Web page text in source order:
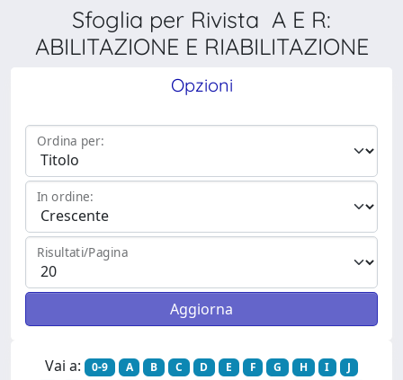
Sfoglia per Rivista A E R:
ABILITAZIONE E RIABILITAZIONE
Opzioni
Ordina per:
In ordine:
Risultati/Pagina
Vai a: 0-9 A B C D E F G H I
J